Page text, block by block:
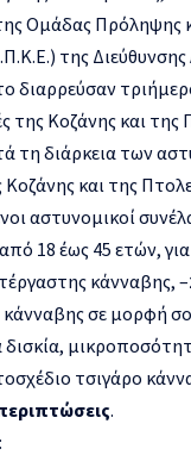
Ομάδας Πρόληψης
της
διαρρεύσαν
της Κοζάνης και της
τη διάρκεια των
Κοζάνης και της
αστυνομικοί
18 έως 45 ετών,
κάνναβης, –
κάνναβης σε μορφή
τσιγάρο
.